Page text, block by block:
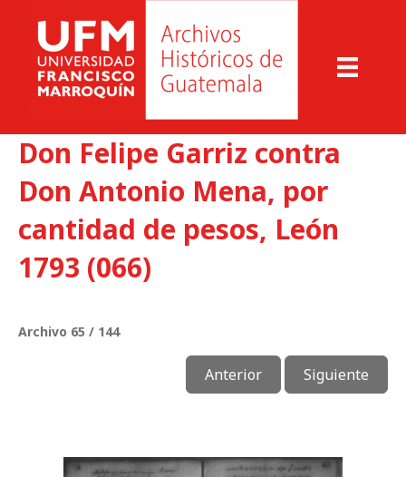
Don Felipe Garriz contra
Don Antonio Mena, por
cantidad de pesos, León
1793 (066)
Archivo 65 / 144
Anterior Siguiente